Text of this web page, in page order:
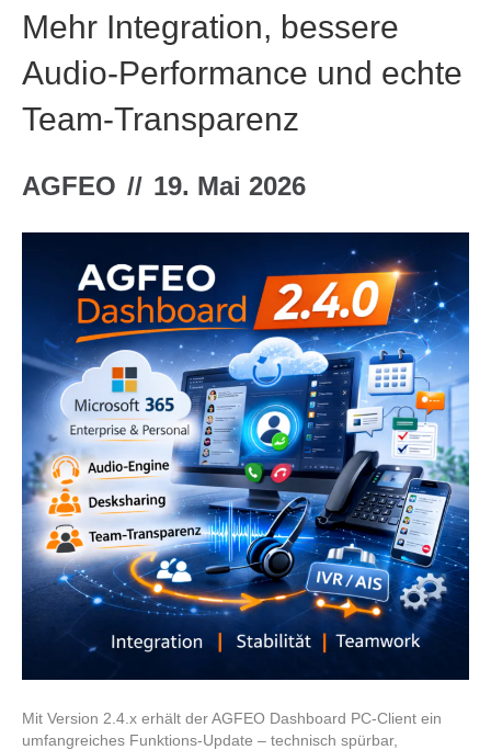
Mehr Integration, bessere
Audio-Performance und echte
Team-Transparenz
AGFEO // 19. Mai 2026
Mit Version 2.4.x erhält der AGFEO Dashboard PC-Client ein
umfangreiches Funktions-Update – technisch spürbar,